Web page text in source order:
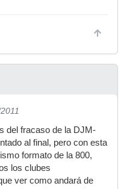
del fracaso de la DJM-
al final, pero con esta
formato de la 800,
los clubes
ver como andará de